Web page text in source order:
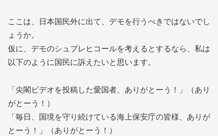
ここは、日本国民外に出て、デモを行うべきではないでし
ょうか。
仮に、デモのシュプレヒコールを考えるとするなら、私は
以下のように国民に訴えたいと思います。
「尖閣ビデオを投稿した愛国者、ありがとーう！」（あり
がとーう！）
「毎日、国境を守り続けている海上保安庁の皆様、ありが
とーう！」（ありがとーう！）